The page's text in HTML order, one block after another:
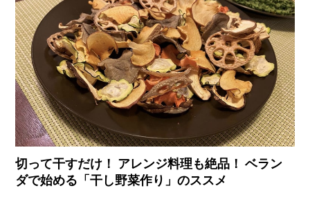
切って干すだけ！ アレンジ料理も絶品！ ベラン
ダで始める「干し野菜作り」のススメ